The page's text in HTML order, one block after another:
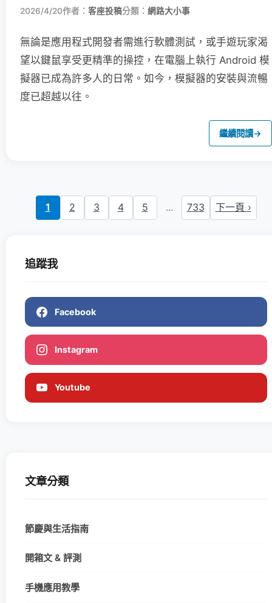
2026/4/20作者： 客座投稿分類： 網路大小事
無論是應用程式開發者需進行軟體測試，或手遊玩家渴
望以鍵鼠享受更精準的操控，在電腦上執行 Android 模
擬器已成為許多人的日常。如今，模擬器的安裝與流暢
度已超越以往。
繼續閱讀→
1 2 3 4 5 ... 733 下一頁 ›
追蹤我
Facebook
Instagram
Youtube
文章分類
節慶與生活指南
開箱文 & 評測
手機應用教學